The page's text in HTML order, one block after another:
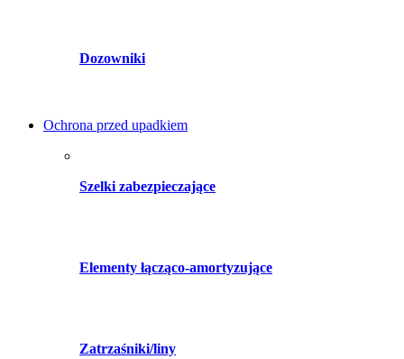
Dozowniki
Ochrona przed upadkiem
Szelki zabezpieczające
Elementy łącząco-amortyzujące
Zatrzaśniki/liny